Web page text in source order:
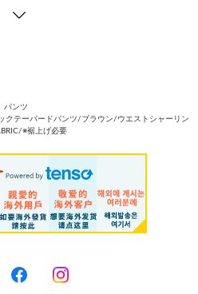
パンツ
クテーパードパンツ/ブラウン/ウエストシャーリン
※裾上げ必要